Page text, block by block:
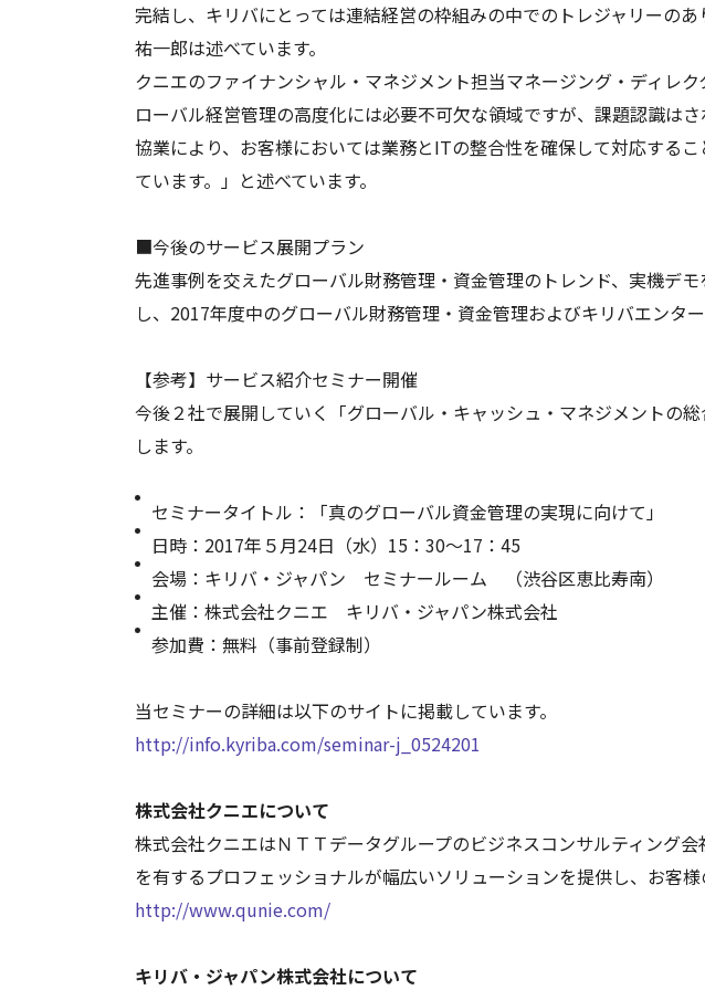
完結し、キリバにとっては連結経営の枠組みの中でのトレジャリーの
祐一郎は述べています。
クニエのファイナンシャル・マネジメント担当マネージング・ディレ
ローバル経営管理の高度化には必要不可欠な領域ですが、課題認識は
協業により、お客様においては業務とITの整合性を確保して対応する
ています。」と述べています。
■今後のサービス展開プラン
先進事例を交えたグローバル財務管理・資金管理のトレンド、実機デ
し、2017年度中のグローバル財務管理・資金管理およびキリバエンタ
【参考】サービス紹介セミナー開催
今後２社で展開していく「グローバル・キャッシュ・マネジメントの
します。
セミナータイトル：「真のグローバル資金管理の実現に向けて」
日時：2017年５月24日（水）15：30～17：45
会場：キリバ・ジャパン セミナールーム （渋谷区恵比寿南）
主催：株式会社クニエ キリバ・ジャパン株式会社
参加費：無料（事前登録制）
当セミナーの詳細は以下のサイトに掲載しています。
http://info.kyriba.com/seminar-j_0524201
株式会社クニエについて
株式会社クニエはＮＴＴデータグループのビジネスコンサルティング
を有するプロフェッショナルが幅広いソリューションを提供し、お客
http://www.qunie.com/
キリバ・ジャパン株式会社について